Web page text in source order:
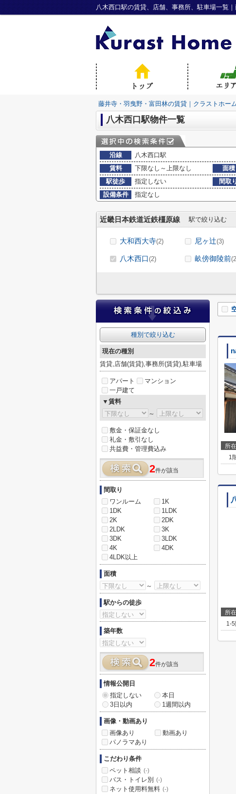
八木西口駅の賃貸、店舗、事務所、駐車場一覧
藤井寺・羽曳野・富田林の賃貸｜クラストホー
八木西口駅物件一覧
沿線
八木西口駅
賃料
下限なし～上限なし 面積
駅徒歩
指定しない 間取
設備条件
指定なし
近畿日本鉄道近鉄橿原線 駅で絞り込む
大和西大寺(2) 尼ヶ辻(3)
八木西口(2) 畝傍御陵前
所
1
所
1-5
種別で絞り込む
現在の種別
賃貸,店舗(賃貸),事務所(賃貸),駐車場
アパート
マンション
一戸建て
▼賃料
～
敷金・保証金なし
礼金・敷引なし
共益費・管理費込み
2件が該当
間取り
ワンルーム
1K
1DK
1LDK
2K
2DK
2LDK
3K
3DK
3LDK
4K
4DK
4LDK以上
面積
～
駅からの徒歩
築年数
2件が該当
情報公開日
指定しない
本日
3日以内
1週間以内
画像・動画あり
画像あり
動画あり
パノラマあり
こだわり条件
ペット相談 (-)
バス・トイレ別 (-)
ネット使用料無料 (-)